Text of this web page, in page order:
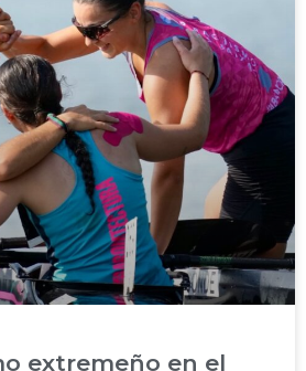
extremeño en el